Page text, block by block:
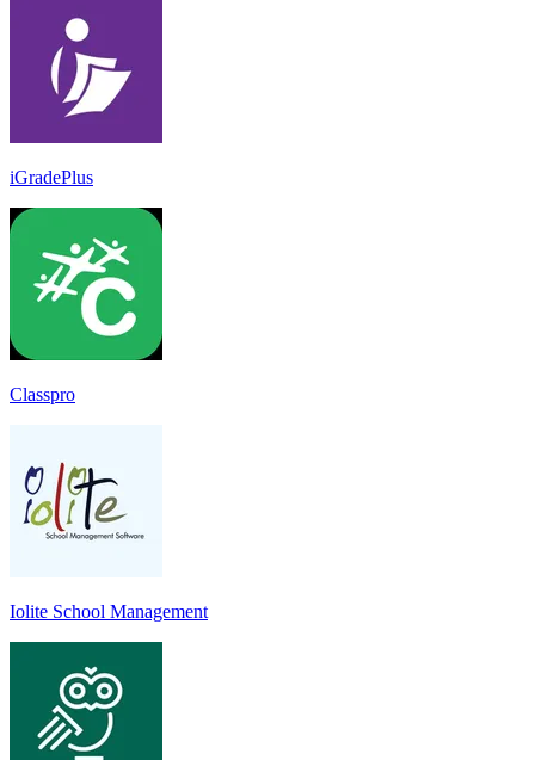
iGradePlus
Classpro
Iolite School Management